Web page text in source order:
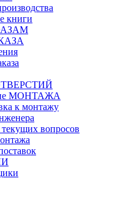
книги
МОНТАЖА
к монтажу
вопросов